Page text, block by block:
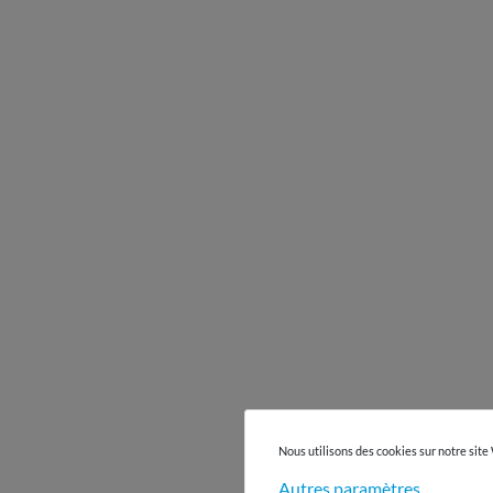
Déplacez la souris sur l'image
Nous utilisons des cookies sur notre
Autres paramètres